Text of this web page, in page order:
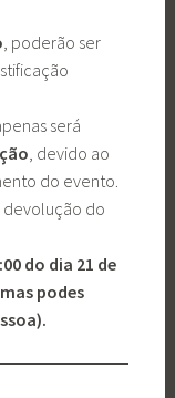
, poderão ser
será
, devido ao
do evento.
do
do dia 21 de
podes